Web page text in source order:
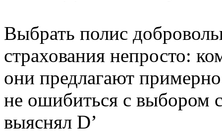
Выбрать полис
страхования непросто:
они предлагают
не ошибиться с выбором
выяснял D’